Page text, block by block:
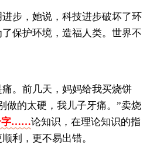
步，她说，科技进步破坏了环
保护环境，造福人类。世界不
。前几天，妈妈给我买烧饼
做的太硬，我儿子牙痛。”卖烧
字……论知识，在理论知识的指
利，更不易出错。